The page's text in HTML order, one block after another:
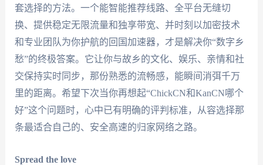
套选择的方法。一个能智能推荐线路、全平台无缝切
换、提供稳定无限流量和独享带宽、并时刻以加密技术
和专业团队为你护航的回国加速器，才是解决你“数字乡
愁”的终极答案。它让你与故乡的文化、娱乐、亲情和社
交保持实时同步，那份熟悉的流畅感，能瞬间消弭千万
里的距离。希望下次当你再想起“ChickCN和KanCN哪个
好”这个问题时，心中已有明确的评判标准，从容选择那
条最适合自己的、安全高速的归家网络之路。
Spread the love